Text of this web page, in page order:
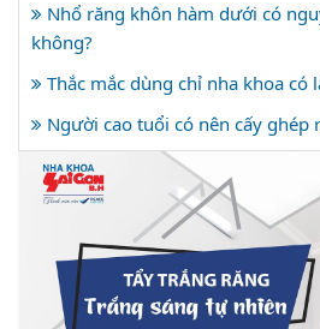
Nhổ răng khôn hàm dưới có
không?
Thắc mắc dùng chỉ nha khoa có
Người cao tuổi có nên cấy ghép